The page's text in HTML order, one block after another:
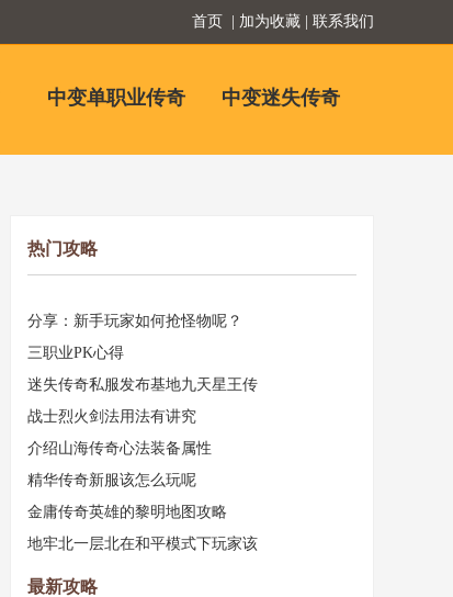
首页 | 加为收藏 | 联系我们
中变单职业传奇 中变迷失传奇
热门攻略
分享：新手玩家如何抢怪物呢？
三职业PK心得
迷失传奇私服发布基地九天星王传
战士烈火剑法用法有讲究
介绍山海传奇心法装备属性
精华传奇新服该怎么玩呢
金庸传奇英雄的黎明地图攻略
地牢北一层北在和平模式下玩家该
最新攻略